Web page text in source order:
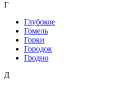
Г
Глубокое
Гомель
Горки
Городок
Гродно
Д